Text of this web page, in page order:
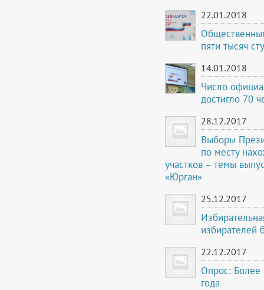
22.01.2018
пяти тысяч
14.01.2018
Число
достигло 70
28.12.2017
Выборы
по месту
участков – темы
«Юрган»
25.12.2017
избирателей
22.12.2017
Опрос: Более
года